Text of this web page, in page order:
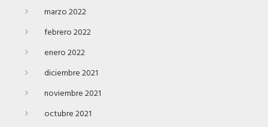
marzo 2022
febrero 2022
enero 2022
diciembre 2021
noviembre 2021
octubre 2021